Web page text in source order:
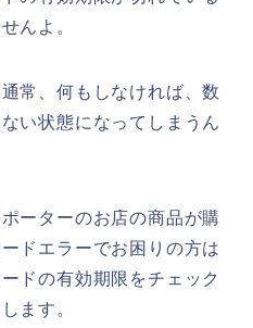
んよ。
常、何もしなければ、数
い状態になってしまうん
ーターのお店の商品が購
ドエラーでお困りの方は
ドの有効期限をチェック
ます。